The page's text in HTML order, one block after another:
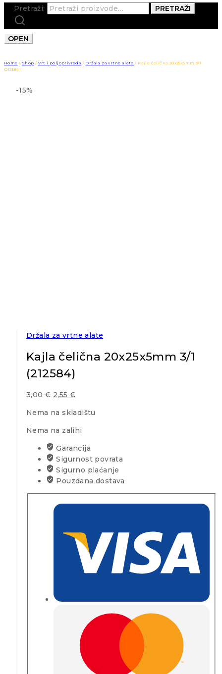
Pretraži: PRETRAŽI
OPEN
Home / Shop / Vrt i poljoprivreda / Držala za vrtne alate / Kajla čelična 20x25x5mm 3/1
(212584)
-15%
Držala za vrtne alate
Kajla čelična 20x25x5mm 3/1
(212584)
3,00€ 2,55 €
Nema na skladištu
Nema na zalihi
Garancija
Sigurnost povrata
Sigurno plaćanje
Pouzdana dostava